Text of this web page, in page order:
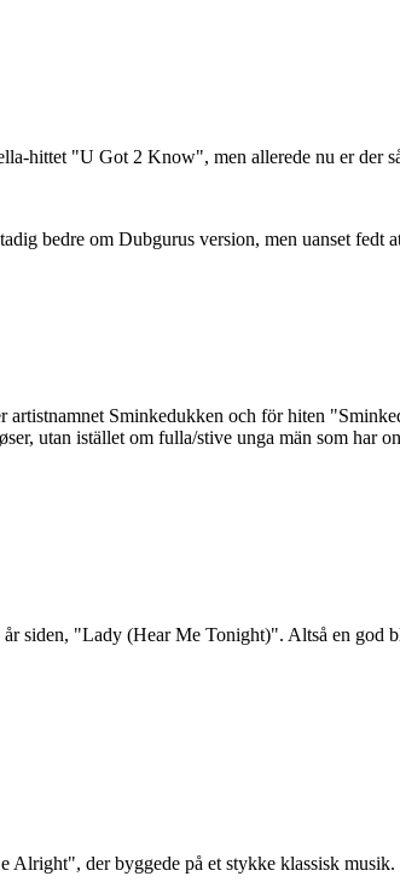
hittet "U Got 2 Know", men allerede nu er der
bedre om Dubgurus version, men uanset fedt
artistnamnet Sminkedukken och för hiten
utan istället om fulla/stive unga män som har
siden, "Lady (Hear Me Tonight)". Altså en god
Alright", der byggede på et stykke klassisk musik.